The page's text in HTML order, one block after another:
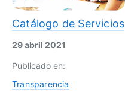
Catálogo de Servicios
29 abril 2021
Publicado en:
Transparencia